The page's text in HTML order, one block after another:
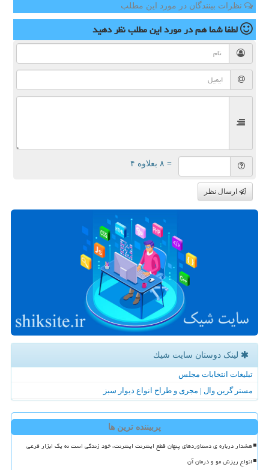
نظرات بینندگان در مورد این مطلب
لطفا شما همدر مورد این مطلبنظر دهید
= ۸ بعلاوه ۴
ارسال نظر
لینک دوستان سایت شیك
تبلیغات انتخابات مجلس
مستر گرین وال | مجری و طراح انواع دیوار سبز
پربیننده ترین ها
هشدار درباره ی دستاوردهای پنهان قطع اینترنت اینترنت، خود زندگی است نه یک ابزار فرعی
انواع ریزش مو و درمان آن